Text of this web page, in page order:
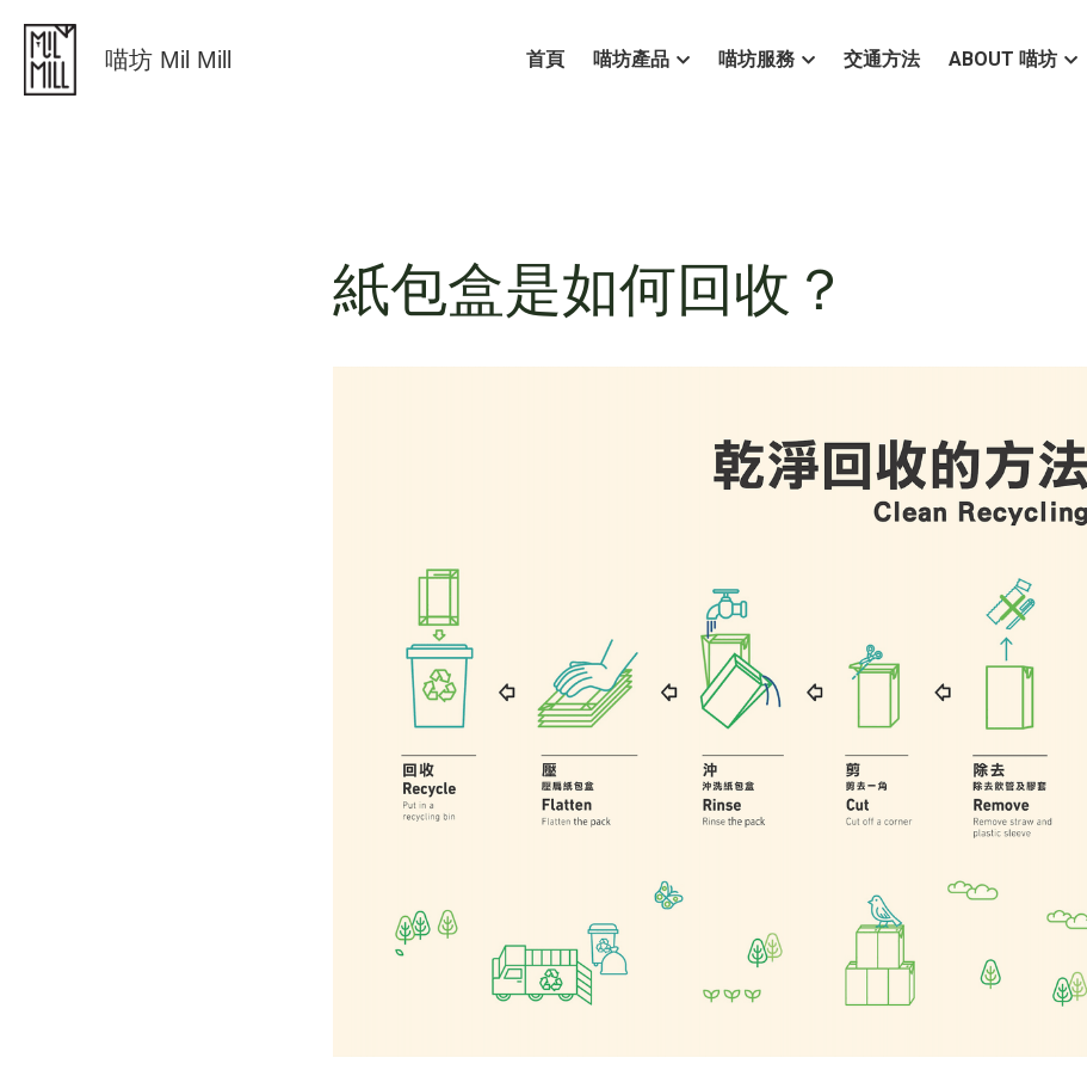
喵坊 Mil Mill 首頁 喵坊產品 喵坊服務 交通方法 ABOUT 喵坊
紙包盒是如何回收？